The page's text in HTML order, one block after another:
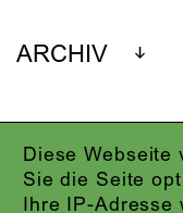
Diese Webseite
Sie die Seite
Ihre IP-Adresse
ARCHIV
IMPRESSUM
DATENSCHUTZ